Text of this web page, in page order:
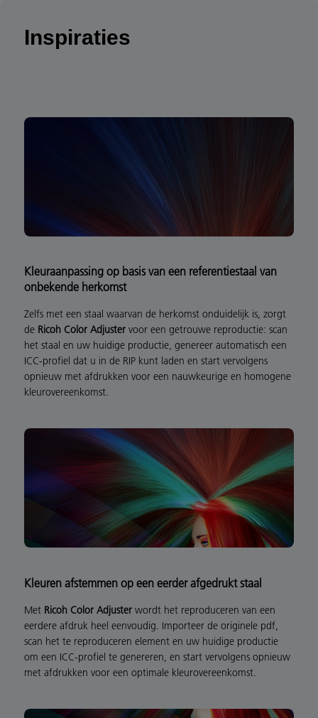
Inspiraties
Kleuraanpassing op basis van een referentiestaal van
onbekende herkomst
Zelfs met een staal waarvan de herkomst onduidelijk is, zorgt
de Ricoh Color Adjuster voor een getrouwe reproductie: scan
het staal en uw huidige productie, genereer automatisch een
ICC-profiel dat u in de RIP kunt laden en start vervolgens
opnieuw met afdrukken voor een nauwkeurige en homogene
kleurovereenkomst.
Kleuren afstemmen op een eerder afgedrukt staal
Met Ricoh Color Adjuster wordt het reproduceren van een
eerdere afdruk heel eenvoudig. Importeer de originele pdf,
scan het te reproduceren element en uw huidige productie
om een ICC-profiel te genereren, en start vervolgens opnieuw
met afdrukken voor een optimale kleurovereenkomst.